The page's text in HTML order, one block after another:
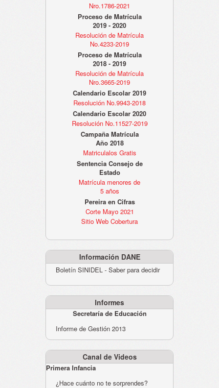
Nro.1786-2021
Proceso de Matrícula
2019 - 2020
Resolución de Matrícula
No.4233-2019
Proceso de Matrícula
2018 - 2019
Resolución de Matrícula
Nro.3665-2019
Calendario Escolar 2019
Resolución No.9943-2018
Calendario Escolar 2020
Resolución No.11527-2019
Campaña Matrícula
Año 2018
Matriculalos Gratis
Sentencia Consejo de
Estado
Matrícula menores de
5 años
Pereira en Cifras
Corte Mayo 2021
Sitio Web Cobertura
Información DANE
Boletín SINIDEL - Saber para decidir
Informes
Secretaría de Educación
Informe de Gestión 2013
Canal de Videos
Primera Infancia
¿Hace cuánto no te sorprendes?